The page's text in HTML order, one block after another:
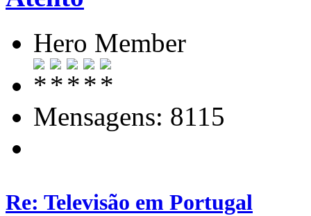
Hero Member
Mensagens: 8115
Re: Televisão em Portugal